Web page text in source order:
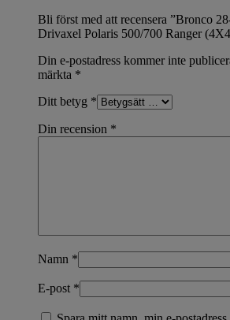
Bli först med att recensera ”Bronco
Drivaxel Polaris 500/700 Ranger
Din e-postadress kommer inte
märkta *
Ditt betyg *
Din recension *
Namn *
E-post *